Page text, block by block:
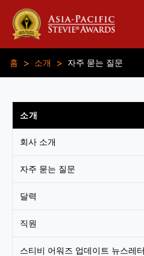
홈 > 소개 > 자주 묻는 질문
소개
회사 소개
자주 묻는 질문
달력
직원
스티비 어워즈 업데이트 뉴스레터